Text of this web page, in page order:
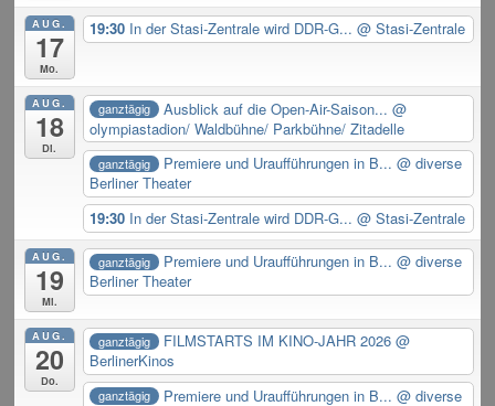
AUG.
17
Mo.
19:30 In der Stasi-Zentrale wird DDR-G...@ Stasi-Zentrale
AUG.
18
Di.
ganztägig Ausblick auf die Open-Air-Saison... @
olympiastadion/ Waldbühne/ Parkbühne/ Zitadelle
ganztägig Premiere und Uraufführungen in B... @ diverse
Berliner Theater
19:30 In der Stasi-Zentrale wird DDR-G...@ Stasi-Zentrale
AUG.
19
Mi.
ganztägig Premiere und Uraufführungen in B... @ diverse
Berliner Theater
AUG.
20
Do.
ganztägig FILMSTARTS IM KINO-JAHR 2026 @
BerlinerKinos
ganztägig Premiere und Uraufführungen in B... @ diverse